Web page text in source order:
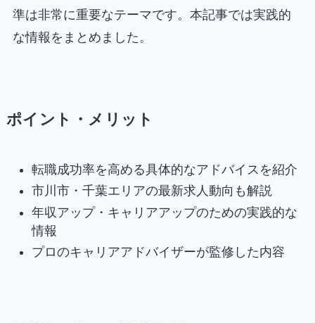
準は非常に重要なテーマです。本記事では実践的
な情報をまとめました。
ポイント・メリット
転職成功率を高める具体的なアドバイスを紹介
市川市・千葉エリアの最新求人動向も解説
年収アップ・キャリアアップのための実践的な
情報
プロのキャリアアドバイザーが監修した内容